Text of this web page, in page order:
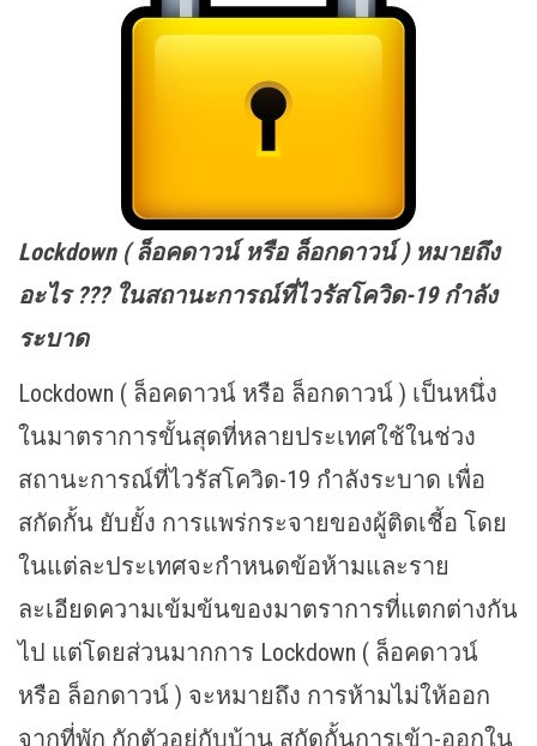
Lockdown ( ล็อคดาวน์ หรือ ล็อกดาวน์ ) หมายถึง
อะไร ??? ในสถานะการณ์ที่ไวรัสโควิด-19 กำลัง
ระบาด
Lockdown ( ล็อคดาวน์ หรือ ล็อกดาวน์ ) เป็นหนึ่ง
ในมาตราการขั้นสุดที่หลายประเทศใช้ในช่วง
สถานะการณ์ที่ไวรัสโควิด-19 กำลังระบาด เพื่อ
สกัดกั้น ยับยั้ง การแพร่กระจายของผู้ติดเชี้อ โดย
ในแต่ละประเทศจะกำหนดข้อห้ามและราย
ละเอียดความเข้มข้นของมาตราการที่แตกต่างกัน
ไป แต่โดยส่วนมากการ Lockdown ( ล็อคดาวน์
หรือ ล็อกดาวน์ ) จะหมายถึง การห้ามไม่ให้ออก
จากที่พัก กักตัวอยู่กับบ้าน สกัดกั้นการเข้า-ออกใน